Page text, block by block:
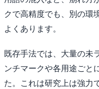
クで高精度でも、別の環
よくあります。
既存手法では、大量の未
ンチマークや各用途ごと
た。これは研究上は強力